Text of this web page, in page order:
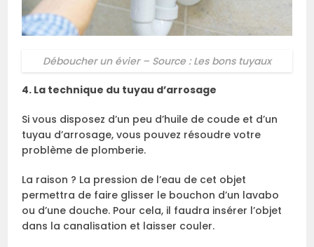
Déboucher un évier – Source : Les bons tuyaux
4. La technique du tuyau d’arrosage
Si vous disposez d’un peu d’huile de coude et d’un
tuyau d’arrosage, vous pouvez résoudre votre
problème de plomberie.
La raison ? La pression de l’eau de cet objet
permettra de faire glisser le bouchon d’un lavabo
ou d’une douche. Pour cela, il faudra insérer l’objet
dans la canalisation et laisser couler.